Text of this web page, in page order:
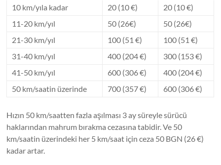
10 km/yıla kadar
20 (10 €)
20 (10 €)
11-20 km/yıl
50 (26€)
50 (26€)
21-30 km/yıl
100 (51 €)
100 (51 €)
31-40 km/yıl
400 (204 €)
300 (153 €)
41-50 km/yıl
600 (306 €)
400 (204 €)
50 km/saatin üzerinde
700 (357 €) 600 (306 €)
Hızın 50 km/saatten fazla aşılması 3 ay süreyle sürücü
haklarından mahrum bırakma cezasına tabidir. Ve 50
km/saatin üzerindeki her 5 km/saat için ceza 50 BGN (26 €)
kadar artar.